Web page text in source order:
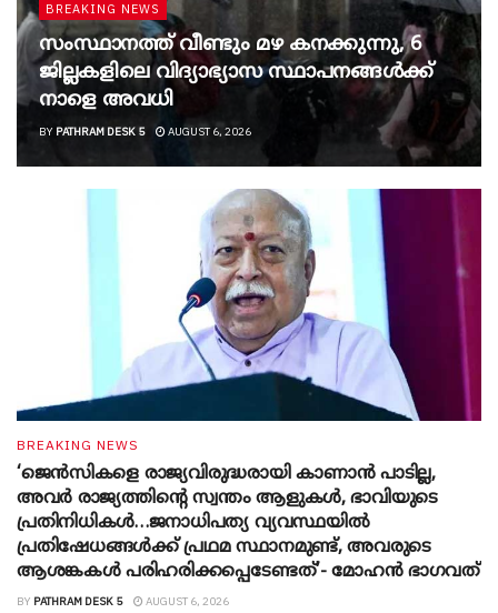
BREAKING NEWS
സംസ്ഥാനത്ത് വീണ്ടും മഴ കനക്കുന്നു, 6
ജില്ലകളിലെ വിദ്യാഭ്യാസ സ്ഥാപനങ്ങൾക്ക്
നാളെ അവധി
BY PATHRAM DESK 5 AUGUST 6, 2026
BREAKING NEWS
‘ജെൻസികളെ രാജ്യവിരുദ്ധരായി കാണാൻ പാടില്ല,
അവർ രാജ്യത്തിന്റെ സ്വന്തം ആളുകൾ, ഭാവിയുടെ
പ്രതിനിധികൾ…ജനാധിപത്യ വ്യവസ്ഥയിൽ
പ്രതിഷേധങ്ങൾക്ക് പ്രഥമ സ്ഥാനമുണ്ട്, അവരുടെ
ആശങ്കകൾ പരിഹരിക്കപ്പെടേണ്ടത്’- മോഹൻ ഭാ​ഗവത്
BY PATHRAM DESK 5 AUGUST 6, 2026